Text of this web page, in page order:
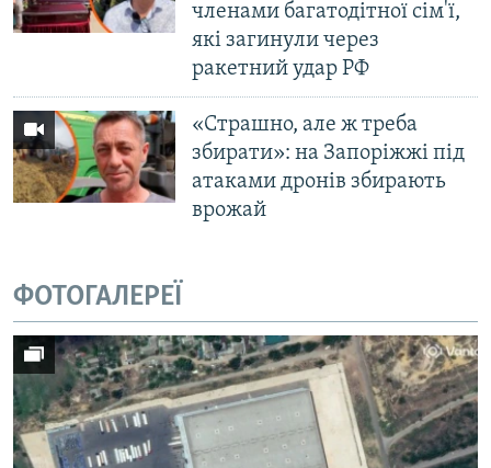
членами багатодітної сім'ї,
які загинули через
ракетний удар РФ
«Страшно, але ж треба
збирати»: на Запоріжжі під
атаками дронів збирають
врожай
ФОТОГАЛЕРЕЇ